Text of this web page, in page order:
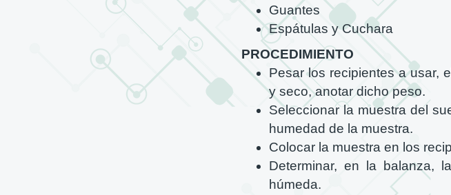
Guantes
Espátulas y Cuchara
PROCEDIMIENTO
Pesar los recipientes a usar,
y seco, anotar dicho peso.
Seleccionar la muestra del
humedad de la muestra.
Colocar la muestra en los
Determinar, en la balanza,
húmeda.